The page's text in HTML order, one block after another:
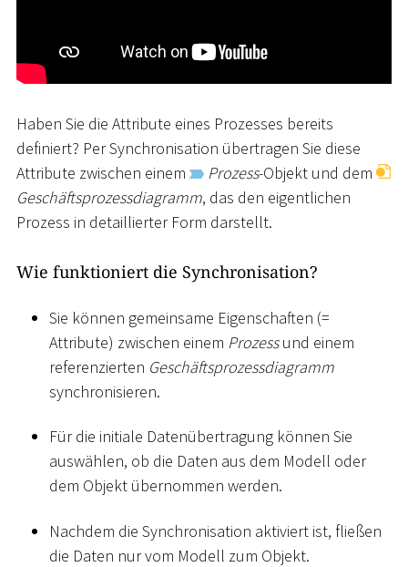
Haben Sie die Attribute eines Prozesses bereits
definiert? Per Synchronisation übertragen Sie diese
Attribute zwischen einem
Prozess-Objekt und dem
Geschäftsprozessdiagramm, das den eigentlichen
Prozess in detaillierter Form darstellt.
Wie funktioniert die Synchronisation?
Sie können gemeinsame Eigenschaften (=
Attribute) zwischen einem Prozessund einem
referenzierten Geschäftsprozessdiagramm
synchronisieren.
Für die initiale Datenübertragung können Sie
auswählen, ob die Daten aus dem Modell oder
dem Objekt übernommen werden.
Nachdem die Synchronisation aktiviert ist, fließen
die Daten nur vom Modell zum Objekt.